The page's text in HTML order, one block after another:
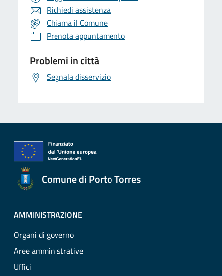
Richiedi assistenza
Chiama il Comune
Prenota appuntamento
Problemi in città
Segnala disservizio
Comune di Porto Torres
AMMINISTRAZIONE
Organi di governo
Aree amministrative
Uffici